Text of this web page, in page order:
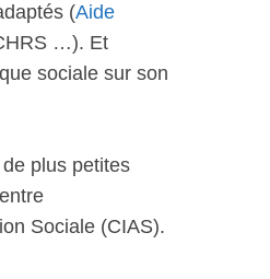
(Aide
…). Et
sociale sur son
plus petites
Sociale (CIAS).